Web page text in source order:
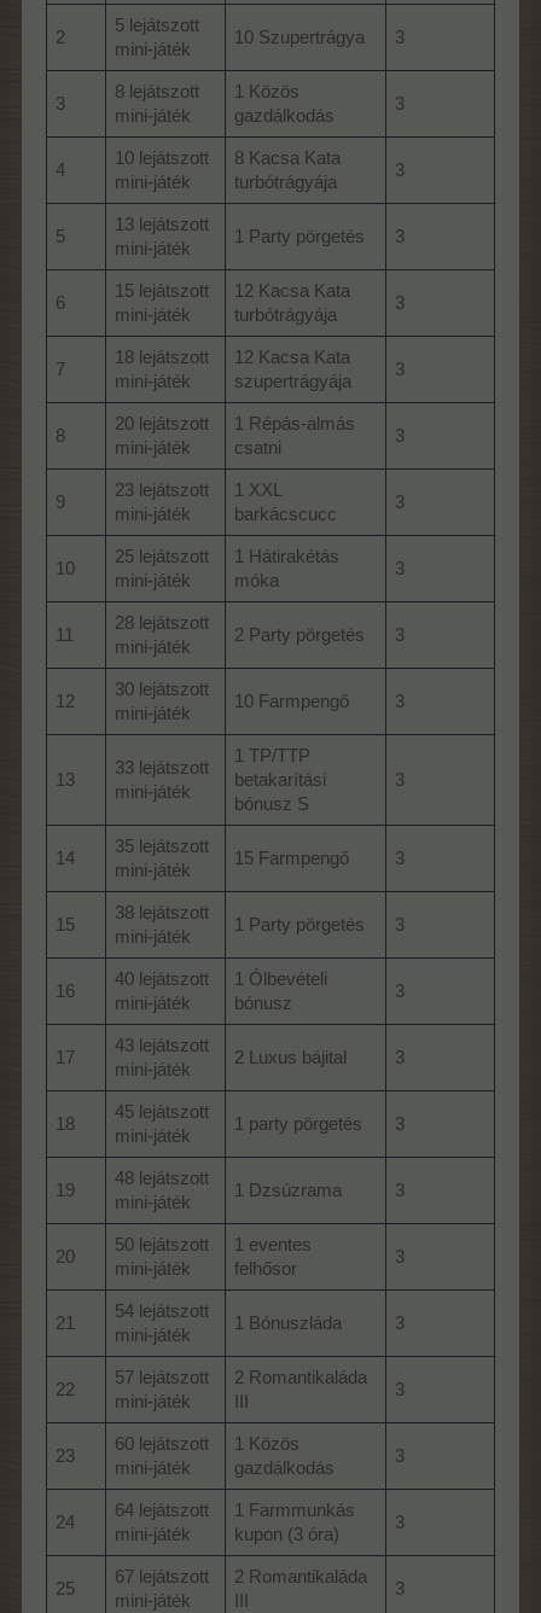
2
5 lejátszott
mini-játék
10 Szupertrágya 3
3
8 lejátszott
mini-játék
1 Közös
gazdálkodás
3
4
10 lejátszott
mini-játék
8 Kacsa Kata
turbótrágyája
3
5
13 lejátszott
mini-játék
1 Party pörgetés 3
6
15 lejátszott
mini-játék
12 Kacsa Kata
turbótrágyája
3
7
18 lejátszott
mini-játék
12 Kacsa Kata
szupertrágyája
3
8
20 lejátszott
mini-játék
1 Répás-almás
csatni
3
9
23 lejátszott
mini-játék
1 XXL
barkácscucc
3
10
25 lejátszott
mini-játék
1 Hátirakétás
móka
3
11
28 lejátszott
mini-játék
2 Party pörgetés 3
12
30 lejátszott
mini-játék
10 Farmpengő 3
13
33 lejátszott
mini-játék
1 TP/TTP
betakarítási
bónusz S
3
14
35 lejátszott
mini-játék
15 Farmpengő 3
15
38 lejátszott
mini-játék
1 Party pörgetés 3
16
40 lejátszott
mini-játék
1 Ólbevételi
bónusz
3
17
43 lejátszott
mini-játék
2 Luxus bájital 3
18
45 lejátszott
mini-játék
1 party pörgetés 3
19
48 lejátszott
mini-játék
1 Dzsúzrama 3
20
50 lejátszott
mini-játék
1 eventes
felhősor
3
21
54 lejátszott
mini-játék
1 Bónuszláda 3
22
57 lejátszott
mini-játék
2 Romantikaláda
3
23
60 lejátszott
mini-játék
1 Közös
gazdálkodás
3
24
64 lejátszott
mini-játék
1 Farmmunkás
kupon (3 óra)
3
25
67 lejátszott
mini-játék
2 Romantikaláda
3